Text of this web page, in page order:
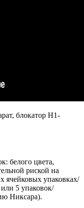
блокатор H1-
белого цвета,
риской на
ячейковых упаковках/
5 упаковок/
Никсара).